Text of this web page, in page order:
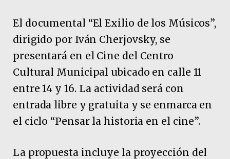
El documental “El Exilio de los Músicos”,
dirigido por Iván Cherjovsky, se
presentará en el Cine del Centro
Cultural Municipal ubicado en calle 11
entre 14 y 16. La actividad será con
entrada libre y gratuita y se enmarca en
el ciclo “Pensar la historia en el cine”.
La propuesta incluye la proyección del